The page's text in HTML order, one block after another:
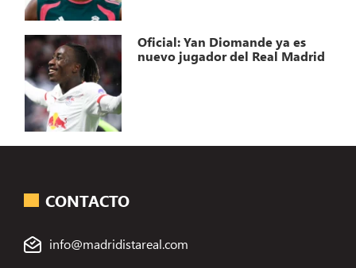
Oficial: Yan Diomande ya es
nuevo jugador del Real Madrid
CONTACTO
info@madridistareal.com